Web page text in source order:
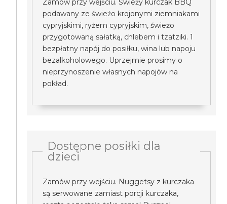
Zamów przy wejściu. Świeży kurczak BBQ
podawany ze świeżo krojonymi ziemniakami
cypryjskimi, ryżem cypryjskim, świeżo
przygotowaną sałatką, chlebem i tzatziki. 1
bezpłatny napój do posiłku, wina lub napoju
bezalkoholowego. Uprzejmie prosimy o
nieprzynoszenie własnych napojów na
pokład.
Dostępne posiłki dla
dzieci
Zamów przy wejściu. Nuggetsy z kurczaka
są serwowane zamiast porcji kurczaka,